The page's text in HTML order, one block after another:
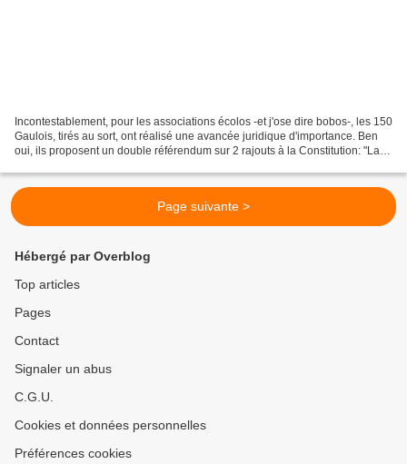
Incontestablement, pour les associations écolos -et j'ose dire bobos-, les 150
Gaulois, tirés au sort, ont réalisé une avancée juridique d'importance. Ben
oui, ils proposent un double référendum sur 2 rajouts à la Constitution: "La
Page suivante >
Hébergé par Overblog
Top articles
Pages
Contact
Signaler un abus
C.G.U.
Cookies et données personnelles
Préférences cookies